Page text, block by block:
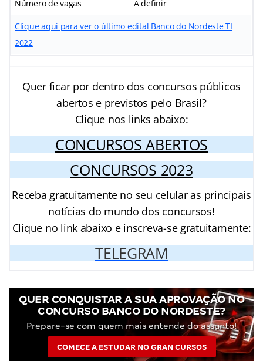
Número de vagas A definir
Clique aqui para ver o último edital Banco do Nordeste TI
2022
Quer ficar por dentro dos concursos públicos
abertos e previstos pelo Brasil?
Clique nos links abaixo:
CONCURSOS ABERTOS
CONCURSOS 2023
Receba gratuitamente no seu celular as principais
notícias do mundo dos concursos!
Clique no link abaixo e inscreva-se gratuitamente:
TELEGRAM
QUER CONQUISTAR A SUA APROVAÇÃO NO
CONCURSO BANCO DO NORDESTE?
Prepare-se com quem mais entende do assunto!
COMECE A ESTUDAR NO GRAN CURSOS